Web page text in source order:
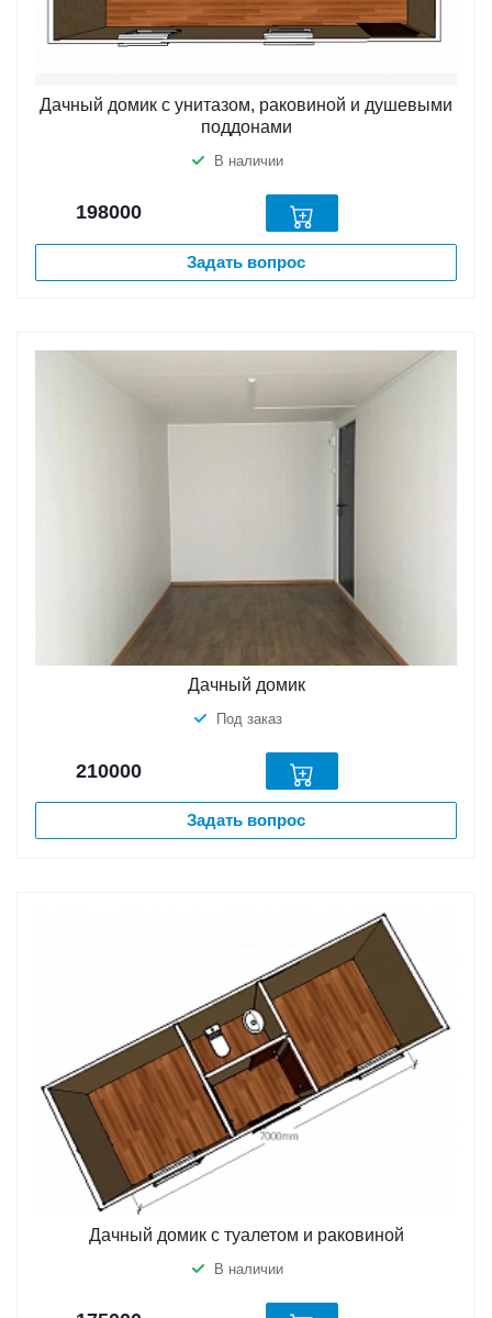
Дачный домик с унитазом, раковиной и душевыми
поддонами
В наличии
198000
Задать вопрос
Дачный домик
Под заказ
210000
Задать вопрос
Дачный домик с туалетом и раковиной
В наличии